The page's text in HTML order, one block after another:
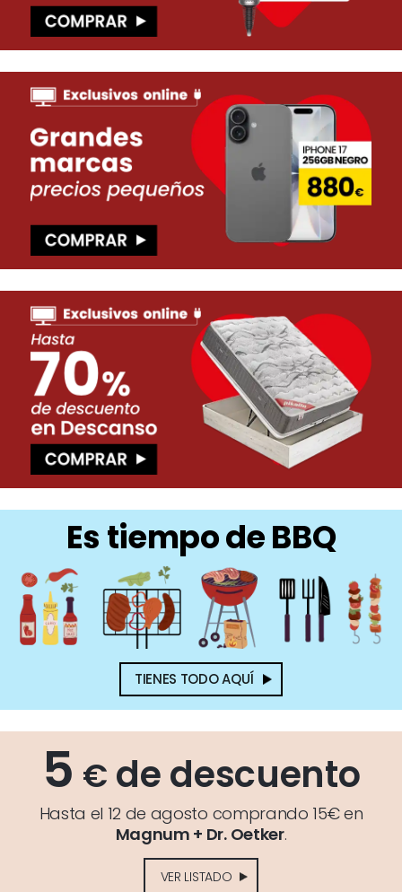
Es tiempo de BBQ
TIENES TODO AQUÍ
5 € de descuento
Hasta el 12 de agosto comprando 15€ en
Magnum + Dr. Oetker.
VER LISTADO